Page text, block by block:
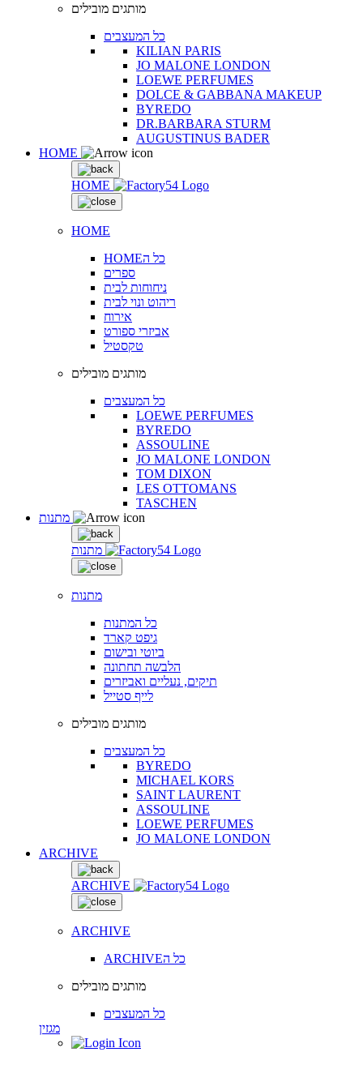
מותגים מובילים
כל המעצבים
KILIAN PARIS
JO MALONE LONDON
LOEWE PERFUMES
DOLCE & GABBANA MAKEUP
BYREDO
DR.BARBARA STURM
AUGUSTINUS BADER
HOME
HOME
HOME
HOMEכל ה
ספרים
ניחוחות לבית
ריהוט ונוי לבית
אירוח
אביזרי ספורט
טקסטיל
מותגים מובילים
כל המעצבים
LOEWE PERFUMES
BYREDO
ASSOULINE
JO MALONE LONDON
TOM DIXON
LES OTTOMANS
TASCHEN
מתנות
מתנות
כל המתנות
גיפט קארד
ביוטי ובישום
הלבשה תחתונה
תיקים, נעליים ואביזרים
לייף סטייל
מותגים מובילים
כל המעצבים
BYREDO
MICHAEL KORS
SAINT LAURENT
ASSOULINE
LOEWE PERFUMES
JO MALONE LONDON
ARCHIVE
ARCHIVE
ARCHIVE
ARCHIVEכל ה
מותגים מובילים
כל המעצבים
מגזין